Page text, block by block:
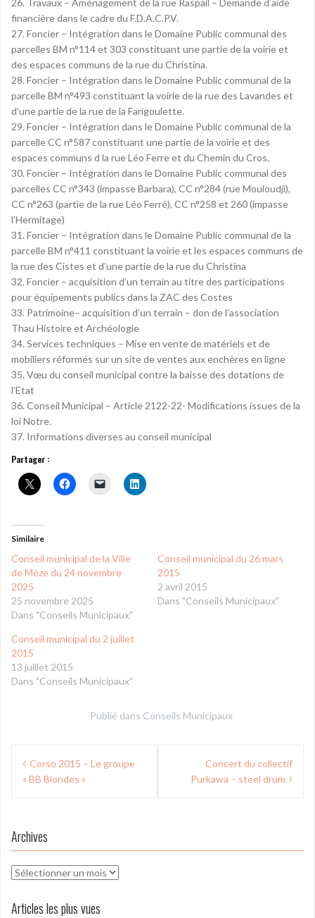
26. Travaux – Aménagement de la rue Raspail – Demande d’aide
financière dans le cadre du F.D.A.C.P.V.
27. Foncier – Intégration dans le Domaine Public communal des
parcelles BM n°114 et 303 constituant une partie de la voirie et
des espaces communs de la rue du Christina.
28. Foncier – Intégration dans le Domaine Public communal de la
parcelle BM n°493 constituant la voirie de la rue des Lavandes et
d’une partie de la rue de la Farigoulette.
29. Foncier – Intégration dans le Domaine Public communal de la
parcelle CC n°587 constituant une partie de la voirie et des
espaces communs d la rue Léo Ferre et du Chemin du Cros.
30. Foncier – Intégration dans le Domaine Public communal des
parcelles CC n°343 (impasse Barbara), CC n°284 (rue Mouloudji),
CC n°263 (partie de la rue Léo Ferré), CC n°258 et 260 (impasse
l’Hermitage)
31. Foncier – Intégration dans le Domaine Public communal de la
parcelle BM n°411 constituant la voirie et les espaces communs de
la rue des Cistes et d’une partie de la rue du Christina
32. Foncier – acquisition d’un terrain au titre des participations
pour équipements publics dans la ZAC des Costes
33. Patrimoine– acquisition d’un terrain – don de l’association
Thau Histoire et Archéologie
34. Services techniques – Mise en vente de matériels et de
mobiliers réformés sur un site de ventes aux enchères en ligne
35. Vœu du conseil municipal contre la baisse des dotations de
l’Etat
36. Conseil Municipal – Article 2122-22- Modifications issues de la
loi Notre.
37. Informations diverses au conseil municipal
Partager :
Similaire
Conseil municipal de la Ville
de Mèze du 24 novembre
2025
25 novembre 2025
Dans "Conseils Municipaux"
Conseil municipal du 26 mars
2015
2 avril 2015
Dans "Conseils Municipaux"
Conseil municipal du 2 juillet
2015
13 juillet 2015
Dans "Conseils Municipaux"
Publié dans Conseils Municipaux
Navigation
de Corso 2015 – Le groupe
« BB Blondes »
Concert du collectif
Purkawa – steel drum
Archives
Archives
Articles les plus vues